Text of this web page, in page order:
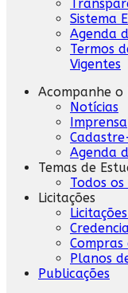
Sistema
Agenda
Termos
Vigentes
Acompanhe o
Notícias
Imprensa
Agenda
Temas de
Todos os
Licitações
Planos
Publicações